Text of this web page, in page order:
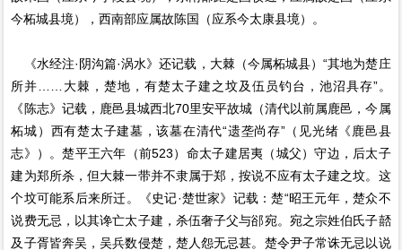
今柘城县境），西南部应属故陈国（应系今太康县境）。
《水经注·阴沟篇·涡水》还记载，大棘（今属柘城县）“其地为楚庄
所并……大棘，楚地，有楚太子建之坟及伍员钓台，池沼具存”。
《陈志》记载，鹿邑县城西北70里安平故城（清代以前属鹿邑，今属
柘城）西有楚太子建墓，该墓在清代“遗垄尚存”（见光绪《鹿邑县
志》）。楚平王六年（前523）命太子建居夷（城父）守边，后太子
建为郑所杀，但大棘一带并不隶属于郑，按说不应有太子建之坟。这
个坟可能系后来所迁。《史记·楚世家》记载：楚“昭王元年，楚众不
说费无忌，以其谗亡太子建，杀伍奢子父与郤宛。宛之宗姓伯氏子嚭
及子胥皆奔吴，吴兵数侵楚，楚人怨无忌甚。楚令尹子常诛无忌以说